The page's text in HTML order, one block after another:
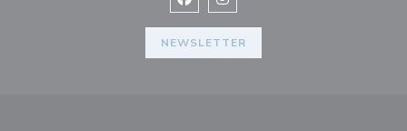
Facebook ((apre una nuova
Instagram ((apre una nuova
NEWSLETTER